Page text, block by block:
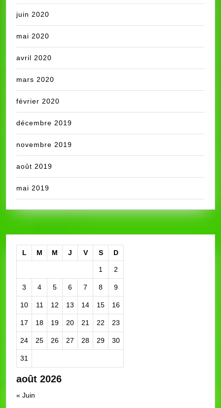
juin 2020
mai 2020
avril 2020
mars 2020
février 2020
décembre 2019
novembre 2019
août 2019
mai 2019
août 2026
L M M J V S D
1 2
3 4 5 6 7 8 9
10 11 12 13 14 15 16
17 18 19 20 21 22 23
24 25 26 27 28 29 30
31
« Juin